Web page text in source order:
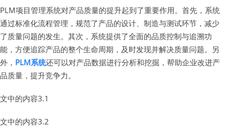
PLM项目管理系统对产品质量的提升起到了重要作用。首先，系统
通过标准化流程管理，规范了产品的设计、制造与测试环节，减少
了质量问题的发生。其次，系统提供了全面的品质控制与追溯功
能，方便追踪产品的整个生命周期，及时发现并解决质量问题。另
外， PLM系统还可以对产品数据进行分析和挖掘，帮助企业改进产
品质量，提升竞争力。
文中的内容3.1
文中的内容3.2